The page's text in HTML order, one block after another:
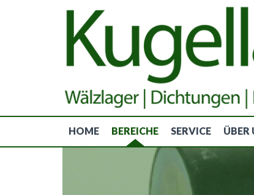
HOME BEREICHE SERVICE ÜBER